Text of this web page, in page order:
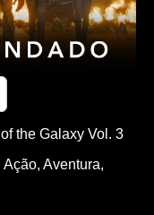
the Galaxy Vol. 3
Ação, Aventura,